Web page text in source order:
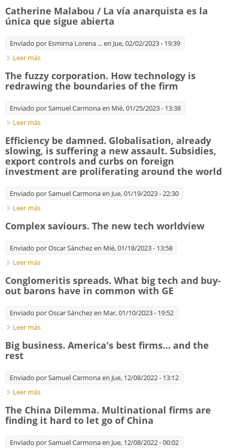
Catherine Malabou / La vía anarquista es la
única que sigue abierta
Enviado por Esmirna Lorena ...en Jue, 02/02/2023 - 19:39
Leer más
The fuzzy corporation. How technology is
redrawing the boundaries of the firm
Enviado porSamuel Carmonaen Mié, 01/25/2023 - 13:38
Leer más
Efficiency be damned. Globalisation, already
slowing, is suffering a new assault. Subsidies,
export controls and curbs on foreign
investment are proliferating around the world
Enviado porSamuel Carmonaen Jue, 01/19/2023 - 22:30
Leer más
on foreign investment are proliferating around the world
Complex saviours. The new tech worldview
Enviado porOscar Sánchezen Mié, 01/18/2023 - 13:58
Leer más
Conglomeritis spreads. What big tech and buy-
out barons have in common with GE
Enviado porOscar Sánchezen Mar, 01/10/2023 - 19:52
Leer más
Big business. America's best ﬁrms… and the
rest
Enviado porSamuel Carmonaen Jue, 12/08/2022 - 13:12
Leer más
The China Dilemma. Multinational firms are
finding it hard to let go of China
Enviado porSamuel Carmonaen Jue, 12/08/2022 - 00:02